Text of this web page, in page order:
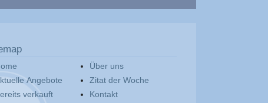
Angebote
verkauft
Über uns
Zitat der Woche
Kontakt